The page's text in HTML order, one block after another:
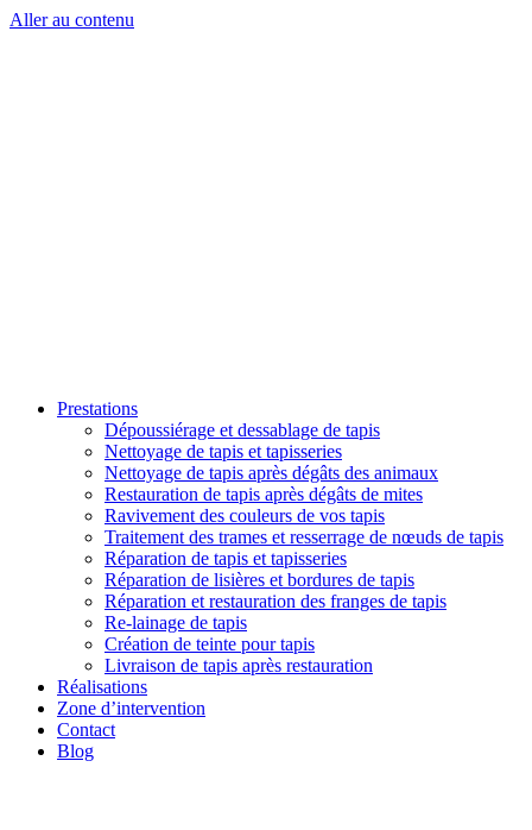
Aller au contenu
Prestations
Dépoussiérage et dessablage de tapis
Nettoyage de tapis et tapisseries
Nettoyage de tapis après dégâts des animaux
Restauration de tapis après dégâts de mites
Ravivement des couleurs de vos tapis
Traitement des trames et resserrage de nœuds de tapis
Réparation de tapis et tapisseries
Réparation de lisières et bordures de tapis
Réparation et restauration des franges de tapis
Re-lainage de tapis
Création de teinte pour tapis
Livraison de tapis après restauration
Réalisations
Zone d’intervention
Contact
Blog